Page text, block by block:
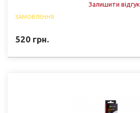
Залишити відгук
ЗАМОВЛЕННЯ
520 грн.